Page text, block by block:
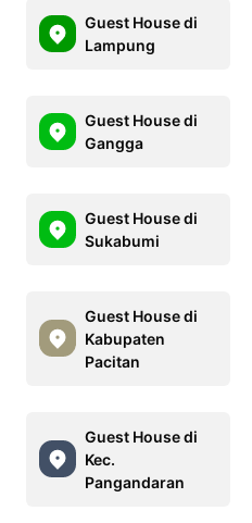
Guest House di
Lampung
Guest House di
Gangga
Guest House di
Sukabumi
Guest House di
Kabupaten
Pacitan
Guest House di
Kec.
Pangandaran